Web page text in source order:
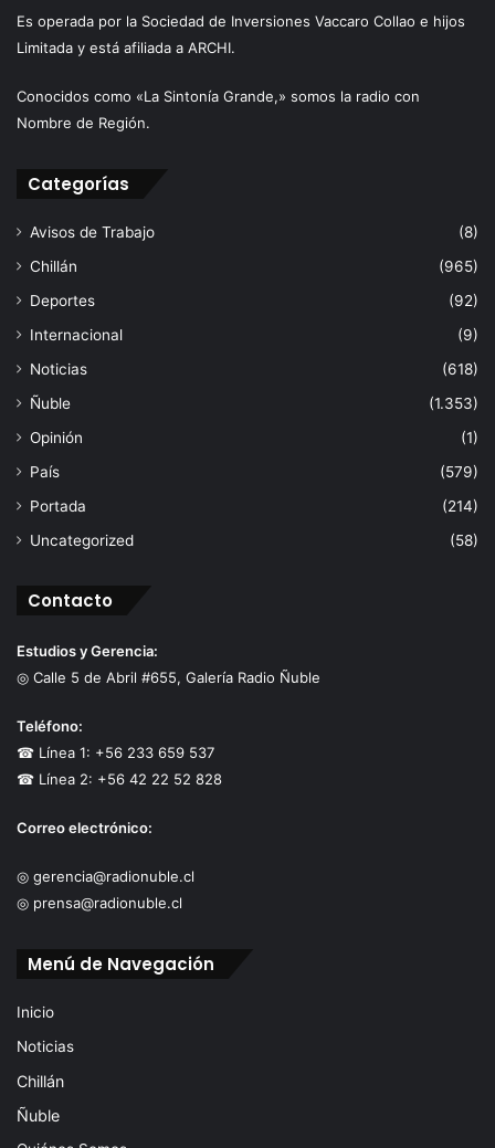
Es operada por la Sociedad de Inversiones Vaccaro Collao e hijos
Limitada y está afiliada a ARCHI.
Conocidos como «La Sintonía Grande,» somos la radio con
Nombre de Región.
Categorías
Avisos de Trabajo
(8)
Chillán
(965)
Deportes
(92)
Internacional
(9)
Noticias
(618)
Ñuble
(1.353)
Opinión
(1)
País
(579)
Portada
(214)
Uncategorized
(58)
Contacto
Estudios y Gerencia:
◎ Calle 5 de Abril #655, Galería Radio Ñuble
Teléfono:
☎ Línea 1: +56 233 659 537
☎ Línea 2: +56 42 22 52 828
Correo electrónico:
◎ gerencia@radionuble.cl
◎ prensa@radionuble.cl
Menú de Navegación
Inicio
Noticias
Chillán
Ñuble